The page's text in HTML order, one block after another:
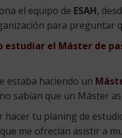
el equipo de ESAH,
para preguntar
estudiar el Máster de
estaba haciendo un
sabían que un Máster
hacer tu planing de
me ofrecían asistir a